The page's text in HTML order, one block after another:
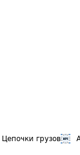
Цепочки грузов